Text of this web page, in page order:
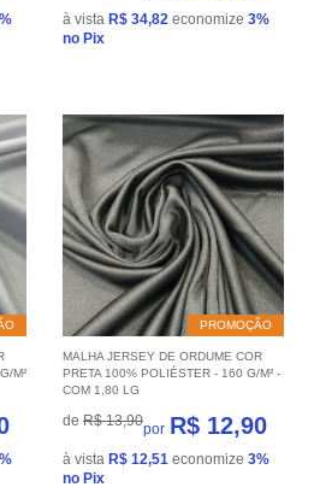
à vista R$ 34,82 economize 3%
no Pix
M²
PROMOÇÃO
MALHA JERSEY DE ORDUME COR
PRETA 100% POLIÉSTER - 160 G/M² -
COM 1,80 LG
de R$ 13,90por R$ 12,90
à vista R$ 12,51 economize 3%
no Pix